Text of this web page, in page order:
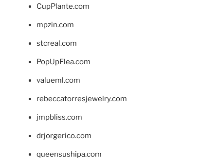
CupPlante.com
mpzin.com
stcreal.com
PopUpFlea.com
valueml.com
rebeccatorresjewelry.com
jmpbliss.com
drjorgerico.com
queensushipa.com